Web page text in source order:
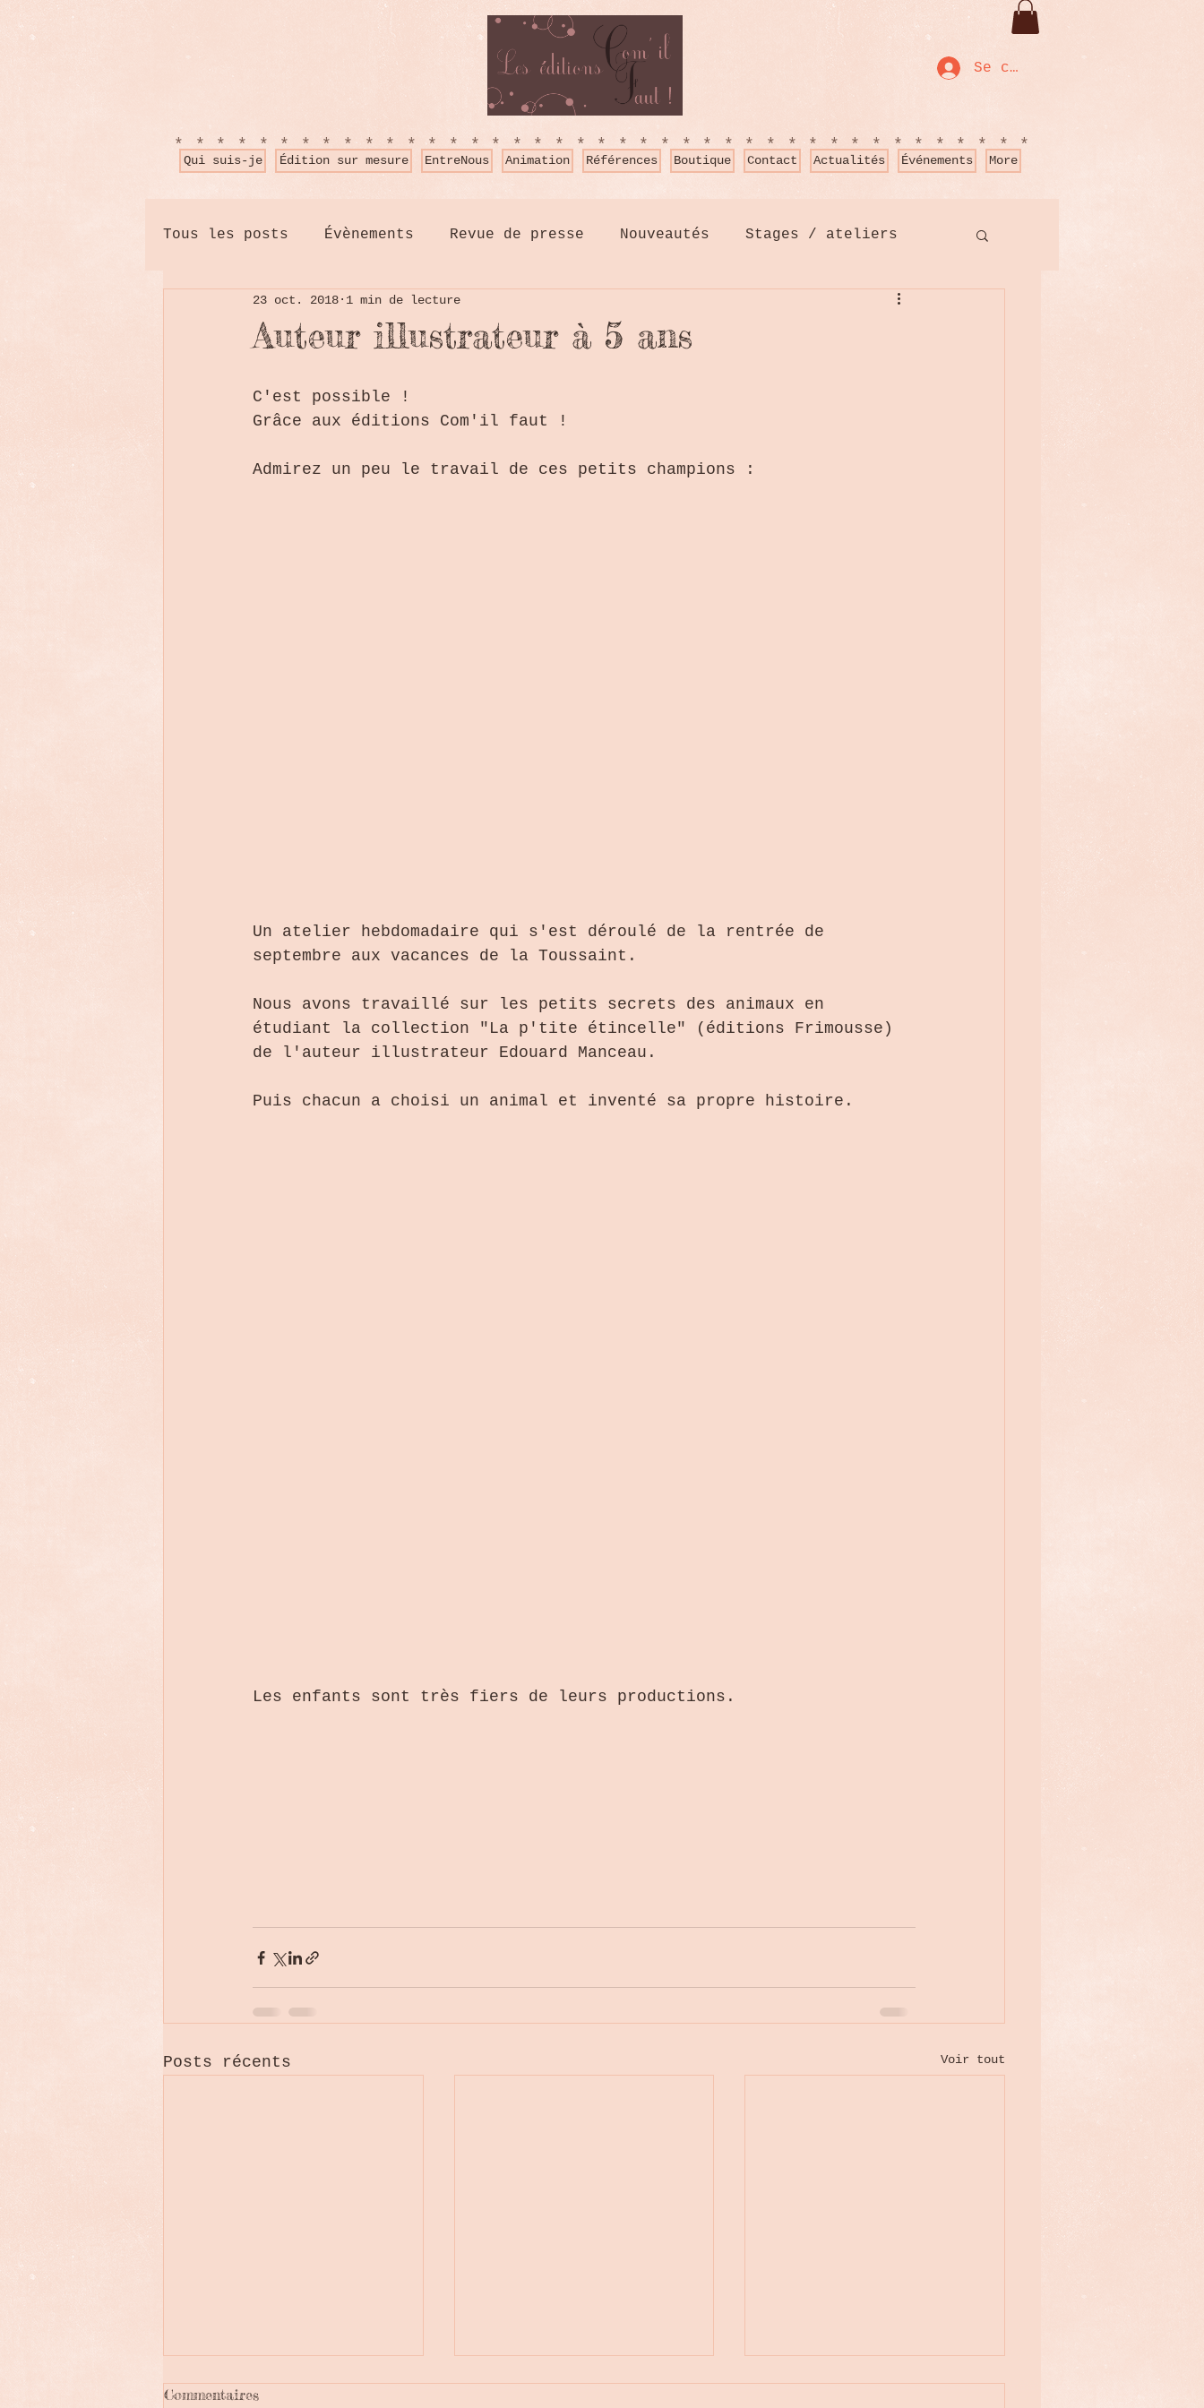
Se connecter
Qui suis-je Édition sur mesure EntreNous Animation Références Boutique Contact Actualités Événements More
*****************************************
Tous les posts Évènements Revue de presse Nouveautés Stages / ateliers
Auteur illustrateur à 5 ans
23 oct. 2018 1 min de lecture
C'est possible !
Grâce aux éditions Com'il faut !
Admirez un peu le travail de ces petits champions :
Un atelier hebdomadaire qui s'est déroulé de la rentrée de
septembre aux vacances de la Toussaint.
Nous avons travaillé sur les petits secrets des animaux en
étudiant la collection "La p'tite étincelle" (éditions Frimousse)
de l'auteur illustrateur Edouard Manceau.
Puis chacun a choisi un animal et inventé sa propre histoire.
Les enfants sont très fiers de leurs productions.
Posts récents Voir tout
Commentaires